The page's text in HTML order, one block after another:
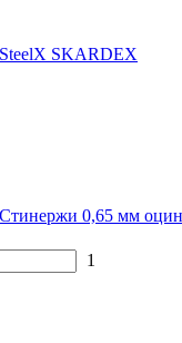
SKARDEX
0,65 мм
1